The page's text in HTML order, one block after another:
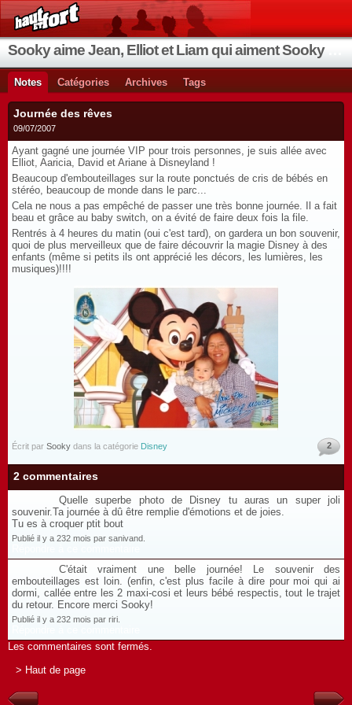
Notes Catégories Archives Tags
Journée des rêves
09/07/2007
Ayant gagné une journée VIP pour trois personnes, je suis allée avec
Elliot, Aaricia, David et Ariane à Disneyland !
Beaucoup d'embouteillages sur la route ponctués de cris de bébés en
stéréo, beaucoup de monde dans le parc...
Cela ne nous a pas empêché de passer une très bonne journée. Il a fait
beau et grâce au baby switch, on a évité de faire deux fois la file.
Rentrés à 4 heures du matin (oui c'est tard), on gardera un bon souvenir,
quoi de plus merveilleux que de faire découvrir la magie Disney à des
enfants (même si petits ils ont apprécié les décors, les lumières, les
musiques)!!!!
Écrit par Sooky dans la catégorie Disney 2
2 commentaires
Quelle superbe photo de Disney tu auras un super joli
souvenir.Ta journée à dû être remplie d'émotions et de joies.
Tu es à croquer ptit bout
Publié il y a 232 mois par sanivand.
C'était vraiment une belle journée! Le souvenir des
embouteillages est loin. (enfin, c'est plus facile à dire pour moi qui ai
dormi, callée entre les 2 maxi-cosi et leurs bébé respectis, tout le trajet
du retour. Encore merci Sooky!
Publié il y a 232 mois par riri.
Les commentaires sont fermés.
> Haut de page